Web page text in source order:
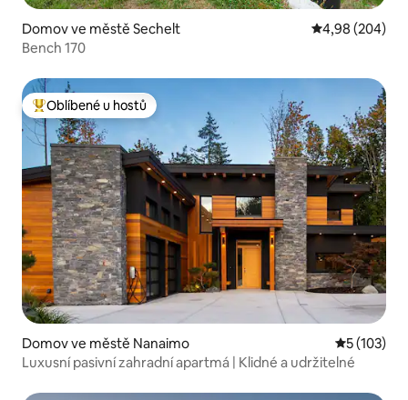
Domov ve městě Sechelt Průměrné
4,98 (204)
Bench 170
Nejlepší v kategorii Oblíbené u hostů
Oblíbené u hostů
Domov ve městě Nanaimo Průměrné
5 (103)
Luxusní pasivní zahradní apartmá | Klidné a udržitelné